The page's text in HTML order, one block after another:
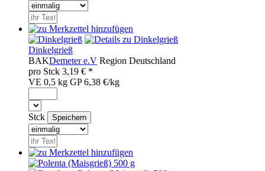
Dinkelgrieß
BAKDemeter e.V Region Deutschland
pro Stck 3,19 € *
VE 0,5 kg GP 6,38 €/kg
Stck